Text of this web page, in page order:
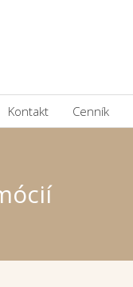
Kontakt Cenník